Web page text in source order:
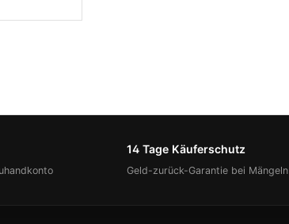
14 Tage Käuferschutz
Geld-zurück-Garantie bei Mängeln